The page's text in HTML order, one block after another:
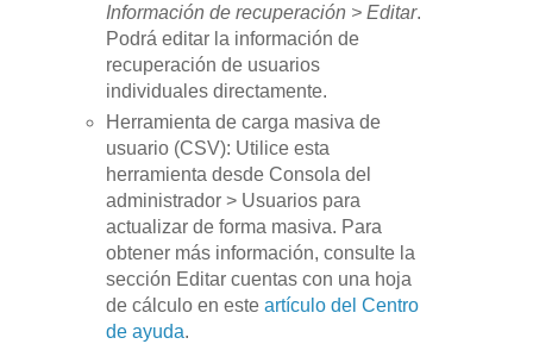
Información de recuperación > Editar.
Podrá editar la información de
recuperación de usuarios
individuales directamente.
Herramienta de carga masiva de
usuario (CSV): Utilice esta
herramienta desde Consola del
administrador > Usuarios para
actualizar de forma masiva. Para
obtener más información, consulte la
sección Editar cuentas con una hoja
de cálculo en esteartículo del Centro
de ayuda.